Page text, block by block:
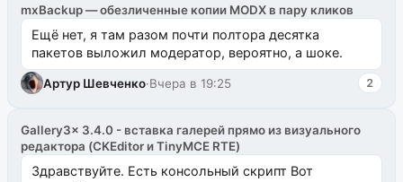
mxBackup — обезличенные копии MODX в пару кликов
Ещё нет, я там разом почти полтора десятка
пакетов выложил модератор, вероятно, а шоке.
Артур Шевченко·Вчера в 19:25 2
Gallery3x 3.4.0 - вставка галерей прямо из визуального
редактора (CKEditor и TinyMCE RTE)
Здравствуйте. Есть консольный скрипт Вот